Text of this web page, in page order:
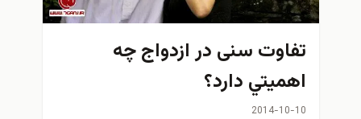
تفاوت سنی در ازدواج چه
اهميتي دارد؟
2014-10-10